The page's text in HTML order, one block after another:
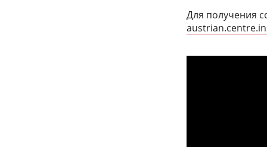
Для получения